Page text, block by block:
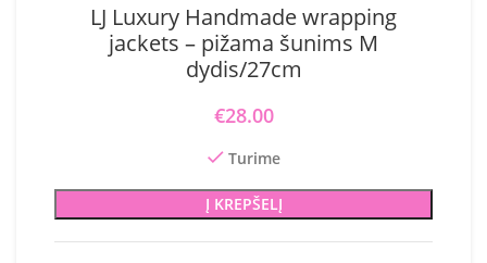
LJ Luxury Handmade wrapping
jackets – pižama šunims M
dydis/27cm
€28.00
Turime
Į KREPŠELĮ